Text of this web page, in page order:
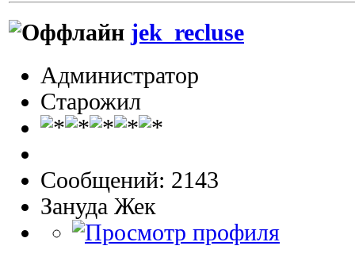
jek_recluse
Администратор
Старожил
Сообщений: 2143
Зануда Жек